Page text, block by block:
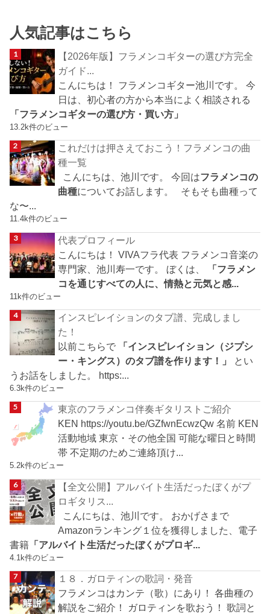
人気記事はこちら
【2026年版】フラメンコギターの選び方完全
ガイド...
こんにちは！ フラメンコギター池川です。 今
日は、初心者の方から本当によく相談される
「フラメンコギターの選び方・買い方」
13.2k件のビュー
これだけは押さえておこう！フラメンコの曲
種一覧
こんにちは、池川です。 今回はフラメンコの
曲種についてお話します。 そもそも曲種って
な〜...
11.4k件のビュー
代表プロフィール
こんにちは！ VIVAフラ代表 フラメンコ音楽の
専門家、池川寿一です。 ぼくは、
「フラメン
コを通じすべての人に、情熱と元気と感...
11k件のビュー
インスピレイションのタブ譜、完成しまし
た！
以前こちらで
「インスピレイション（ジプシ
ー・キングス）のタブ譜を作ります！」
とい
うお話をしました。 https:...
6.3k件のビュー
東京のフラメンコ伴奏ギタリストご紹介
KEN https://youtu.be/GZfwnEcwzQw 名前 KEN
活動地域 東京・その他全国 可能な曜日と時間
帯 不定期のためご連絡頂け...
5.2k件のビュー
【全文公開】アルバイト生活だったぼくがプ
ロギタリス...
こんにちは、池川です。 おかげさまで
Amazonランキング１位を獲得しました、電子
書籍 「アルバイト生活だったぼくがプロギ...
4.1k件のビュー
１８．ガロティンの歌詞・発音
フラメンコはカンテ（歌）にあり！ 各曲種の
解説をご紹介！ ガロティンを歌おう！ 歌詞と